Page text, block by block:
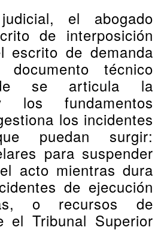
el abogado
de interposición
escrito de demanda
técnico
se articula la
los fundamentos
los incidentes
puedan surgir:
para suspender
acto mientras dura
de ejecución
o recursos de
el Tribunal Superior